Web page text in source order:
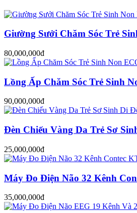
Giường Sưởi Chăm Sóc Trẻ
80,000,000đ
Lồng Ấp Chăm Sóc Trẻ Sinh
90,000,000đ
Đèn Chiếu Vàng Da Trẻ Sơ
25,000,000đ
Máy Đo Điện Não 32 Kênh
35,000,000đ